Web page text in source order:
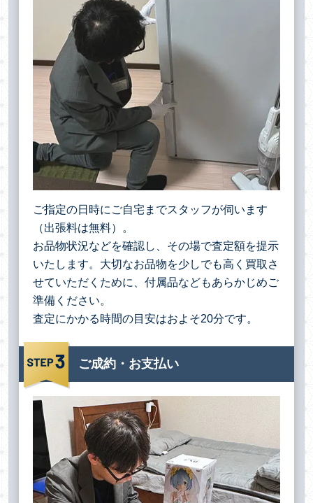
ご指定の日時にご自宅までスタッフが伺います
（出張料は無料）。
お品物状況などを確認し、その場で査定額を提示
いたします。大切なお品物を少しでも高く買取さ
せていただくために、付属品などもあらかじめご
準備ください。
査定にかかる時間の目安はおよそ20分です。
ご成約・お支払い